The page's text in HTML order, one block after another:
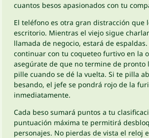
cuantos besos apasionados con tu
El teléfono es otra gran distracción que
escritorio. Mientras el viejo sigue
llamada de negocio, estará de
continuar con tu coqueteo furtivo en la
asegúrate de que no termine de pronto
pille cuando se dé la vuelta. Si te pilla
besando, el jefe se pondrá rojo de la
inmediatamente.
Cada beso sumará puntos a tu
puntuación máxima te permitirá
personajes. No pierdas de vista el reloj